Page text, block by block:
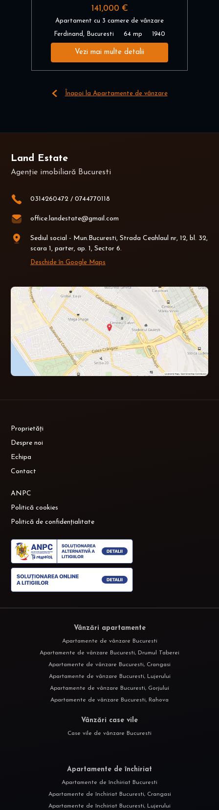
141,000 €
Apartament cu 3 camere de vânzare
Ferdinand, Bucuresti 64 mp 1940
Vezi mai multe detalii
Înapoi la Apartamente de vânzare
Land Estate
Agenție imobiliară Bucuresti
0314260472 / 0744770118
office.landestate@gmail.com
Sediul social - Mun.Bucuresti, Strada Ceahlaul nr, 12, bl. 32,
scara 1, parter, ap. 1, Sector 6.
Deschide în Google Maps
Proprietăți
Despre noi
Echipa
Contact
ANPC
Politică cookies
Politică de confidențialitate
Vânzări apartamente
Apartamente de vânzare Bucuresti
Apartamente de vânzare Bucuresti, Drumul Taberei
Apartamente de vânzare Bucuresti, Crangasi
Apartamente de vânzare Bucuresti, Lujerului
Apartamente de vânzare Bucuresti, Gorjului
Apartamente de vânzare Bucuresti, Rahova
Vânzări case vile
Case vile de vânzare Bucuresti
Apartamente de închiriat
Apartamente de închiriat Bucuresti
Apartamente de închiriat Bucuresti, Crangasi
Apartamente de închiriat Bucuresti, Lujerului